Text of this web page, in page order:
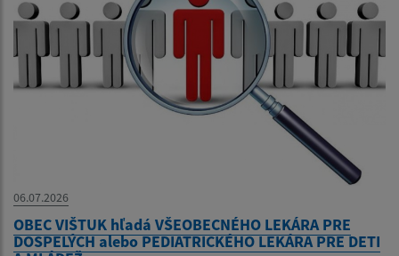
06.07.2026
OBEC VIŠTUK hľadá VŠEOBECNÉHO LEKÁRA PRE
DOSPELÝCH alebo PEDIATRICKÉHO LEKÁRA PRE DETI